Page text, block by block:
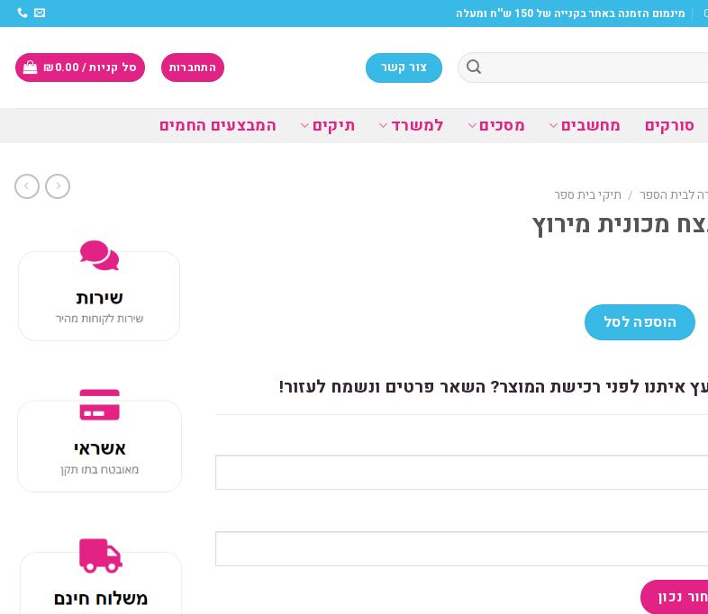
מינמום הזמנה באתר בקנייה של 150 ש''ח ומעלה
צור קשר התחברות סל קניות / ₪0.00
סורקים מחשבים מסכים למשרד תיקים המבצעים החמים
לבית הספר / תיקי בית ספר
מכונית מירוץ
מכונית מירוץ
הוספה לסל
איתנו לפני רכישת המוצר? השאר פרטים ונשמח לעזור!